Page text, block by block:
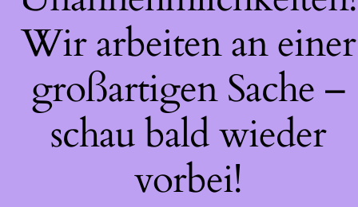
Wir arbeiten an einer
großartigen Sache –
schau bald wieder
vorbei!